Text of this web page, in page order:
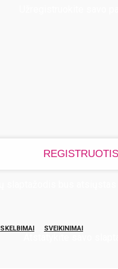
SKELBIMAI SVEIKINIMAI